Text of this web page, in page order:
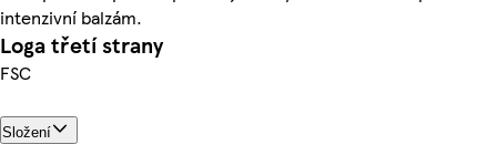
intenzivní balzám.
Loga třetí strany
FSC
Složení